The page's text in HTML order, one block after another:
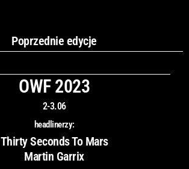
Poprzednie edycje
OWF 2023
2-3.06
headlinerzy:
Thirty Seconds To Mars
Martin Garrix